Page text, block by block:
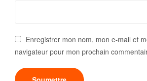
Enregistrer mon nom, mon e-mail et
navigateur pour mon prochain